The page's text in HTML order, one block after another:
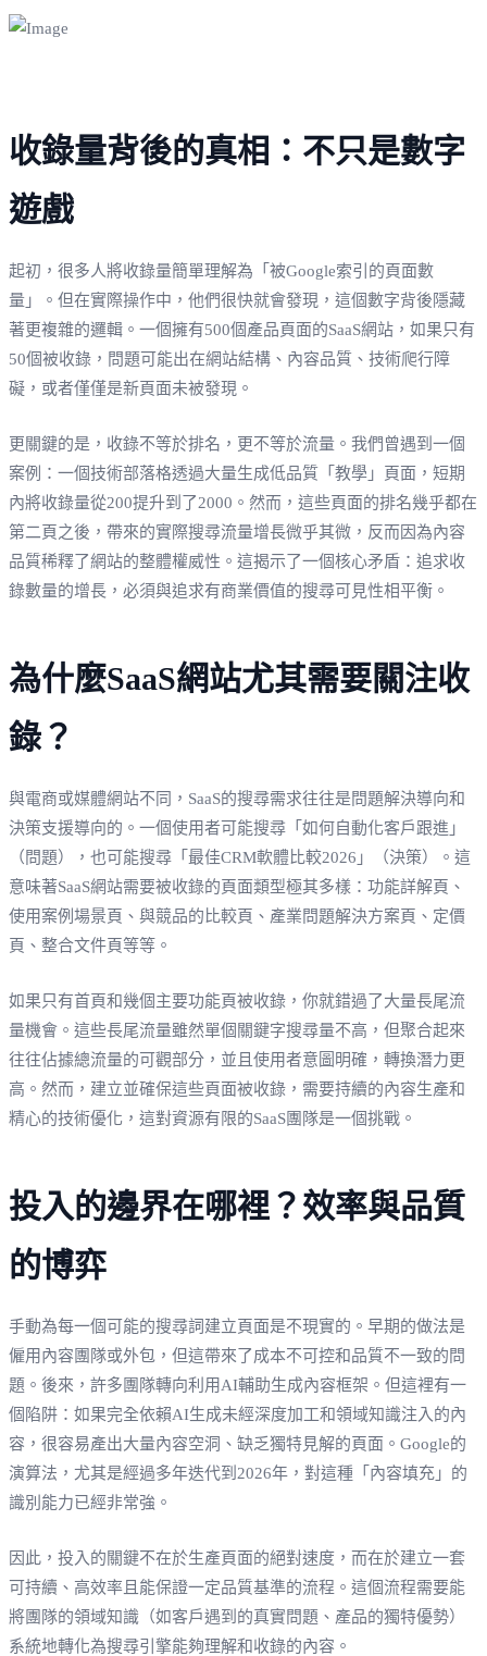
收錄量背後的真相：不只是數字
遊戲
起初，很多人將收錄量簡單理解為「被Google索引的頁面數
量」。但在實際操作中，他們很快就會發現，這個數字背後隱藏
著更複雜的邏輯。一個擁有500個產品頁面的SaaS網站，如果只有
50個被收錄，問題可能出在網站結構、內容品質、技術爬行障
礙，或者僅僅是新頁面未被發現。
更關鍵的是，收錄不等於排名，更不等於流量。我們曾遇到一個
案例：一個技術部落格透過大量生成低品質「教學」頁面，短期
內將收錄量從200提升到了2000。然而，這些頁面的排名幾乎都在
第二頁之後，帶來的實際搜尋流量增長微乎其微，反而因為內容
品質稀釋了網站的整體權威性。這揭示了一個核心矛盾：追求收
錄數量的增長，必須與追求有商業價值的搜尋可見性相平衡。
為什麼SaaS網站尤其需要關注收
錄？
與電商或媒體網站不同，SaaS的搜尋需求往往是問題解決導向和
決策支援導向的。一個使用者可能搜尋「如何自動化客戶跟進」
（問題），也可能搜尋「最佳CRM軟體比較2026」（決策）。這
意味著SaaS網站需要被收錄的頁面類型極其多樣：功能詳解頁、
使用案例場景頁、與競品的比較頁、產業問題解決方案頁、定價
頁、整合文件頁等等。
如果只有首頁和幾個主要功能頁被收錄，你就錯過了大量長尾流
量機會。這些長尾流量雖然單個關鍵字搜尋量不高，但聚合起來
往往佔據總流量的可觀部分，並且使用者意圖明確，轉換潛力更
高。然而，建立並確保這些頁面被收錄，需要持續的內容生產和
精心的技術優化，這對資源有限的SaaS團隊是一個挑戰。
投入的邊界在哪裡？效率與品質
的博弈
手動為每一個可能的搜尋詞建立頁面是不現實的。早期的做法是
僱用內容團隊或外包，但這帶來了成本不可控和品質不一致的問
題。後來，許多團隊轉向利用AI輔助生成內容框架。但這裡有一
個陷阱：如果完全依賴AI生成未經深度加工和領域知識注入的內
容，很容易產出大量內容空洞、缺乏獨特見解的頁面。Google的
演算法，尤其是經過多年迭代到2026年，對這種「內容填充」的
識別能力已經非常強。
因此，投入的關鍵不在於生產頁面的絕對速度，而在於建立一套
可持續、高效率且能保證一定品質基準的流程。這個流程需要能
將團隊的領域知識（如客戶遇到的真實問題、產品的獨特優勢）
系統地轉化為搜尋引擎能夠理解和收錄的內容。